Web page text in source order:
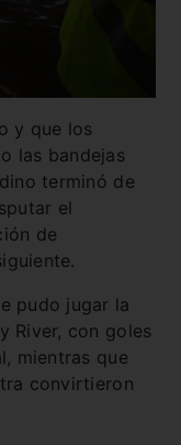
y que los
las bandejas
terminó de
el
de
pudo jugar la
River, con goles
mientras que
convirtieron